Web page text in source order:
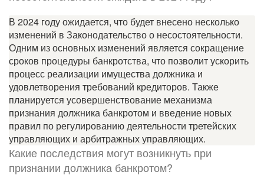
В 2024 году ожидается, что будет внесено несколько
изменений в Законодательство о несостоятельности.
Одним из основных изменений является сокращение
сроков процедуры банкротства, что позволит ускорить
процесс реализации имущества должника и
удовлетворения требований кредиторов. Также
планируется усовершенствование механизма
признания должника банкротом и введение новых
правил по регулированию деятельности третейских
управляющих и арбитражных управляющих.
Какие последствия могут возникнуть при
признании должника банкротом?